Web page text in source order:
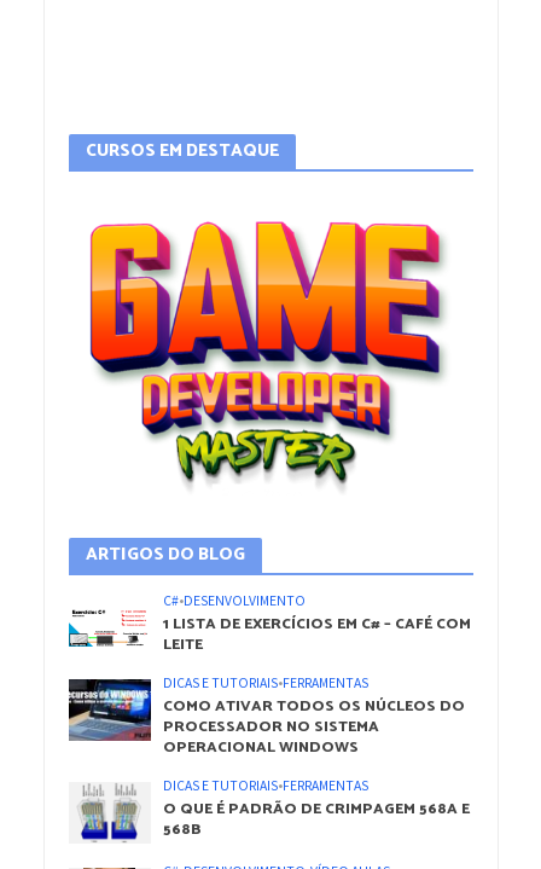
CURSOS EM DESTAQUE
ARTIGOS DO BLOG
C#•DESENVOLVIMENTO
1 LISTA DE EXERCÍCIOS EM C# – CAFÉ COM
LEITE
DICAS E TUTORIAIS•FERRAMENTAS
COMO ATIVAR TODOS OS NÚCLEOS DO
PROCESSADOR NO SISTEMA
OPERACIONAL WINDOWS
DICAS E TUTORIAIS•FERRAMENTAS
O QUE É PADRÃO DE CRIMPAGEM 568A E
568B